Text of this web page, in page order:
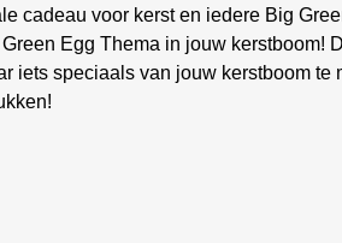
cadeau voor kerst en iedere Big
Egg Thema in jouw kerstboom!
iets speciaals van jouw kerstboom